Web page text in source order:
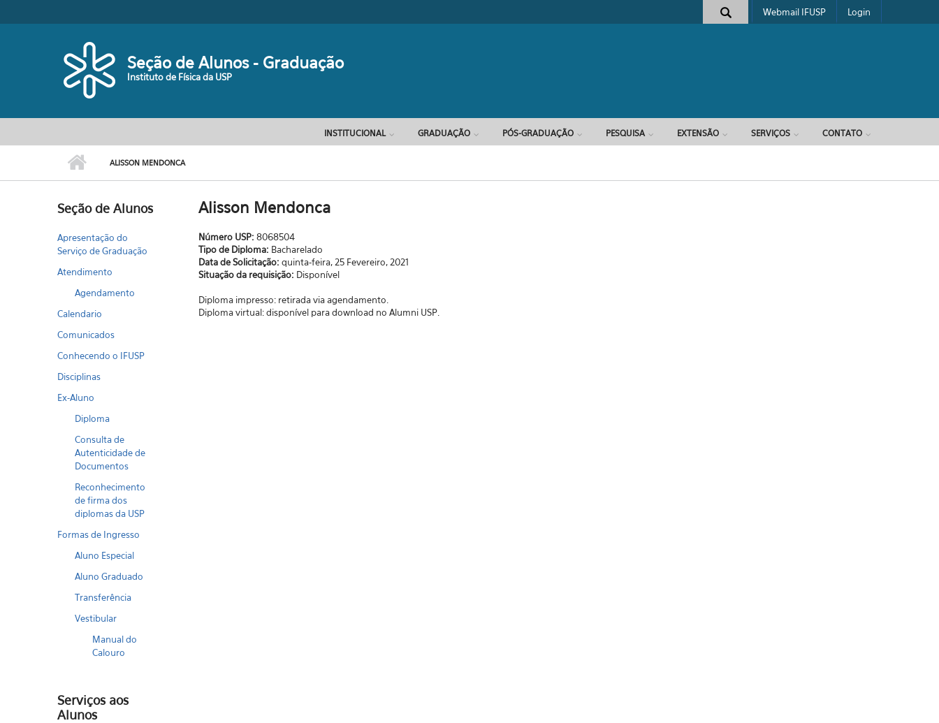
Formulário de busca
Webmail IFUSP Login
Seção de Alunos - Graduação
Instituto de Física da USP
INSTITUCIONAL GRADUAÇÃO PÓS-GRADUAÇÃO PESQUISA EXTENSÃO SERVIÇOS CONTATO
ALISSON MENDONCA
Seção de Alunos
Apresentação do
Serviço de Graduação
Atendimento
Agendamento
Calendario
Comunicados
Conhecendo o IFUSP
Disciplinas
Ex-Aluno
Diploma
Consulta de
Autenticidade de
Documentos
Reconhecimento
de firma dos
diplomas da USP
Formas de Ingresso
Aluno Especial
Aluno Graduado
Transferência
Vestibular
Manual do
Calouro
Serviços aos
Alunos
Alisson Mendonca
Número USP: 8068504
Tipo de Diploma: Bacharelado
Data de Solicitação: quinta-feira, 25 Fevereiro, 2021
Situação da requisição: Disponível
Diploma impresso: retirada via agendamento.
Diploma virtual: disponível para download no Alumni USP.